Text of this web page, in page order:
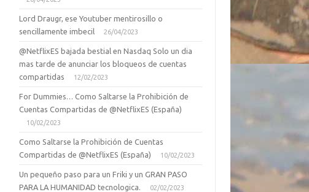
Lord Draugr, ese Youtuber mentirosillo o
sencillamente imbecil
26/04/2023
@NetflixES bajada bestial en Nasdaq Solo un dia
mas tarde de anunciar los bloqueos de cuentas
compartidas
12/02/2023
For Dummies… Como Saltarse la Prohibición de
Cuentas Compartidas de @NetflixES (España)
10/02/2023
Como Saltarse la Prohibición de Cuentas
Compartidas de @NetflixES (España)
10/02/2023
Un pequeño paso para un Friki y un GRAN PASO
PARA LA HUMANIDAD tecnologica.
02/02/2023